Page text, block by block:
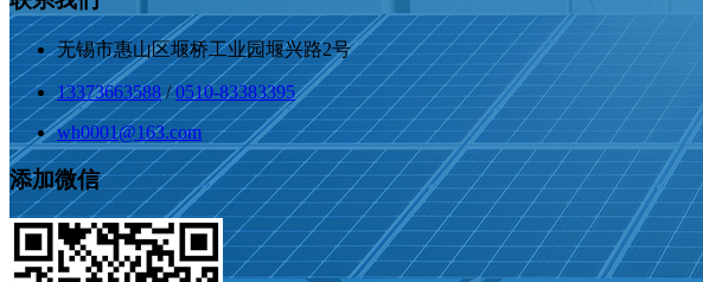
无锡市惠山区堰桥工业园堰兴路2号
13373663588/0510-83383395
wh0001@163.com
添加微信